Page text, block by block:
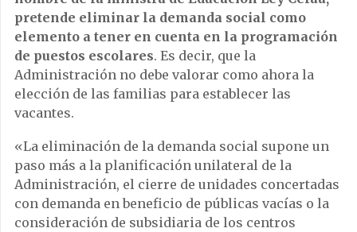
pretende eliminar la demanda social como
elemento a tener en cuenta en la programación
de puestos escolares. Es decir, que la
Administración no debe valorar como ahora la
elección de las familias para establecer las
vacantes.
«La eliminación de la demanda social supone un
paso más a la planificación unilateral de la
Administración, el cierre de unidades concertadas
con demanda en beneficio de públicas vacías o la
consideración de subsidiaria de los centros